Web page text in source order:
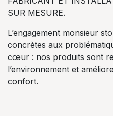
SUR MESURE.
L’engagement monsieur
concrètes aux
cœur : nos produits sont
l’environnement et
confort.